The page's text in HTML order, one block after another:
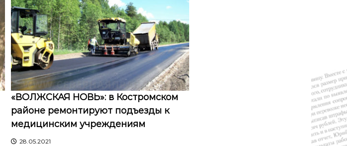
«ВОЛЖСКАЯ НОВЬ»: в Костромском
районе ремонтируют подъезды к
медицинским учреждениям
28.05.2021